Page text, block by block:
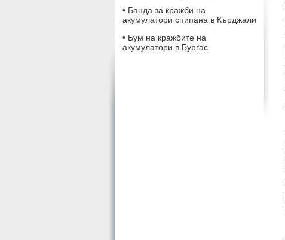
• Банда за кражби на
акумулатори спипана в Кърджали
• Бум на кражбите на
акумулатори в Бургас